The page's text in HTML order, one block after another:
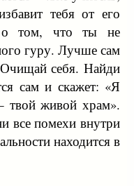
тебя от его
о том, что ты не
гуру. Лучше сам
себя. Найди
сам и скажет: «Я
твой живой храм».
все помехи внутри
находится в